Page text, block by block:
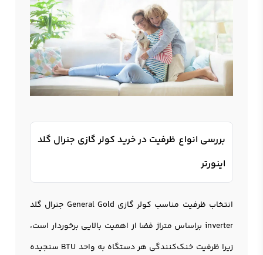
بررسی انواع ظرفیت در خرید کولر گازی جنرال گلد
اینورتر
انتخاب ظرفیت مناسب کولر گازی General Gold جنرال گلد
inverter براساس متراژ فضا از اهمیت بالایی برخوردار است،
زیرا ظرفیت خنک‌کنندگی هر دستگاه به واحد BTU سنجیده